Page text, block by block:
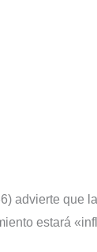
advierte que
estará